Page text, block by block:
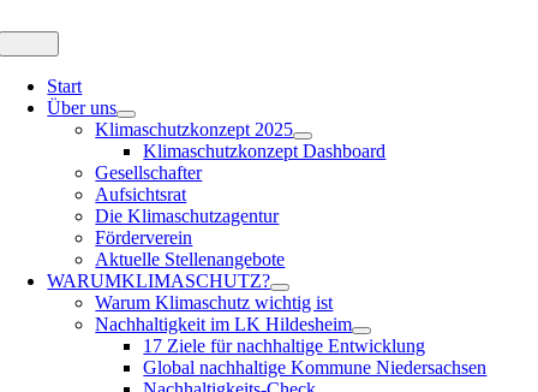
springen
Navigation
Start
Über uns
Klimaschutzkonzept 2025
Klimaschutzkonzept Dashboard
Gesellschafter
Aufsichtsrat
Die Klimaschutzagentur
Förderverein
Aktuelle Stellenangebote
WARUMKLIMASCHUTZ?
Warum Klimaschutz wichtig ist
Nachhaltigkeit im LK Hildesheim
17 Ziele für nachhaltige Entwicklung
Global nachhaltige Kommune Niedersachsen